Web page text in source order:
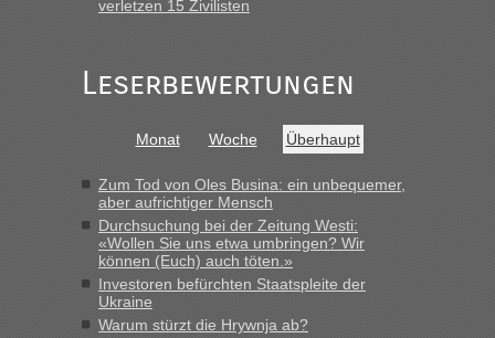
verletzen 15 Zivilisten
Leserbewertungen
Monat Woche Überhaupt
Zum Tod von Oles Busina: ein unbequemer,
aber aufrichtiger Mensch
Durchsuchung bei der Zeitung Westi:
«Wollen Sie uns etwa umbringen? Wir
können (Euch) auch töten.»
Investoren befürchten Staatspleite der
Ukraine
Warum stürzt die Hrywnja ab?